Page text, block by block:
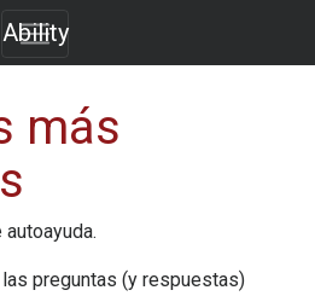
Ability
más
preguntas (y respuestas)